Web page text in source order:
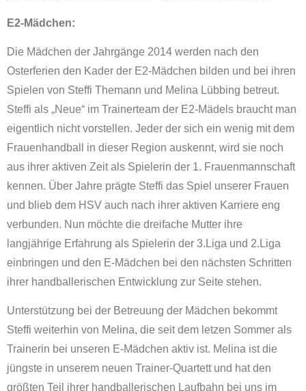
E2-Mädchen:
Die Mädchen der Jahrgänge 2014 werden nach den
Osterferien den Kader der E2-Mädchen bilden und bei ihren
Spielen von Steffi Themann und Melina Lübbing betreut.
Steffi als „Neue“ im Trainerteam der E2-Mädels braucht man
eigentlich nicht vorstellen. Jeder der sich ein wenig mit dem
Frauenhandball in dieser Region auskennt, wird sie noch
aus ihrer aktiven Zeit als Spielerin der 1. Frauenmannschaft
kennen. Über Jahre prägte Steffi das Spiel unserer Frauen
und blieb dem HSV auch nach ihrer aktiven Karriere eng
verbunden. Nun möchte die dreifache Mutter ihre
langjährige Erfahrung als Spielerin der 3.Liga und 2.Liga
einbringen und den E-Mädchen bei den nächsten Schritten
ihrer handballerischen Entwicklung zur Seite stehen.
Unterstützung bei der Betreuung der Mädchen bekommt
Steffi weiterhin von Melina, die seit dem letzen Sommer als
Trainerin bei unseren E-Mädchen aktiv ist. Melina ist die
jüngste in unserem neuen Trainer-Quartett und hat den
größten Teil ihrer handballerischen Laufbahn bei uns im